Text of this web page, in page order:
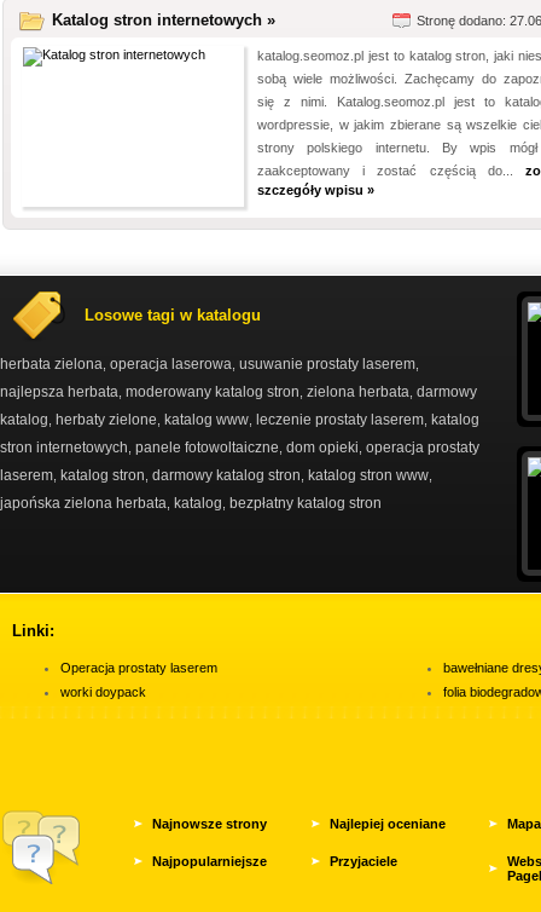
Katalog stron internetowych » Stronę dodano:
katalog.seomoz.pl jest to katalog stron, jaki
sobą wiele możliwości. Zachęcamy do
się z nimi. Katalog.seomoz.pl jest to
wordpressie, w jakim zbierane są wszelkie
strony polskiego internetu. By wpis
zaakceptowany i zostać częścią do...
szczegóły wpisu »
Losowe tagi w katalogu
herbata zielona operacja laserowa usuwanie prostaty laserem
najlepsza herbata moderowany katalog stron zielona herbata darmowy
katalog
herbaty zielone katalog www leczenie prostaty laserem katalog
stron internetowych panele fotowoltaiczne dom opieki operacja prostaty
laserem katalog stron darmowy katalog stron katalog stron www
japońska zielona herbata katalog bezpłatny katalog stron
Linki:
Operacja prostaty laserem
worki doypack
bawełniane
folia
Najnowsze strony Najlepiej oceniane
Najpopularniejsze Przyjaciele